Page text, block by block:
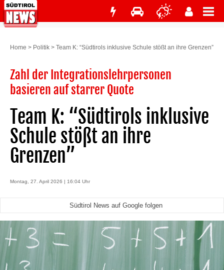
Home > Politik > Team K: “Südtirols inklusive Schule stößt an ihre Grenzen”
Zahl der Integrationslehrpersonen
basieren auf starrer Quote
Team K: “Südtirols inklusive
Schule stößt an ihre
Grenzen”
Montag, 27. April 2026 | 16:04 Uhr
Südtirol News auf Google folgen